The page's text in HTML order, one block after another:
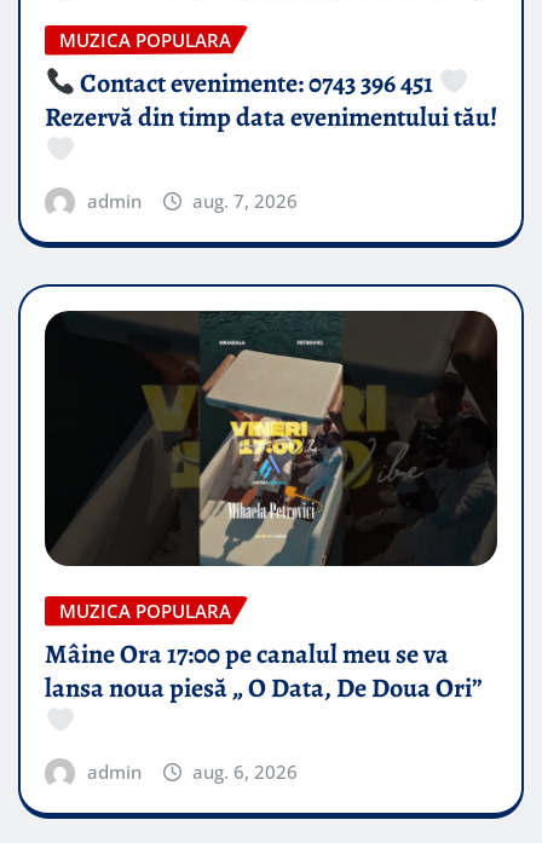
MUZICA POPULARA
Contact evenimente: 0743 396 451
Rezervă din timp data evenimentului tău!
admin aug. 7, 2026
MUZICA POPULARA
Mâine Ora 17:00 pe canalul meu se va
lansa noua piesă „ O Data, De Doua Ori”
admin aug. 6, 2026